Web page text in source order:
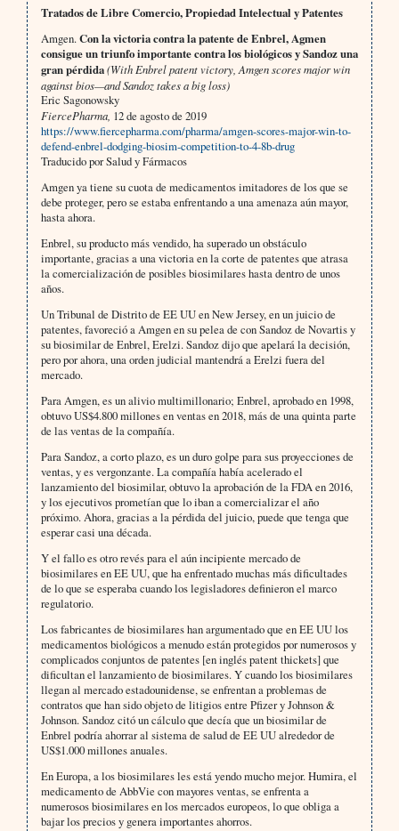
Tratados de Libre Comercio, Propiedad Intelectual y Patentes
Amgen.Con la victoria contra la patente de Enbrel, Agmen
consigue un triunfo importante contra los biológicos y Sandoz una
gran pérdida(With Enbrel patent victory, Amgen scores major win
against bios—and Sandoz takes a big loss)
Eric Sagonowsky
FiercePharma, 12 de agosto de 2019
https://www.fiercepharma.com/pharma/amgen-scores-major-win-to-
defend-enbrel-dodging-biosim-competition-to-4-8b-drug
Traducido por Salud y Fármacos
Amgen ya tiene su cuota de medicamentos imitadores de los que se
debe proteger, pero se estaba enfrentando a una amenaza aún mayor,
hasta ahora.
Enbrel, su producto más vendido, ha superado un obstáculo
importante, gracias a una victoria en la corte de patentes que atrasa
la comercialización de posibles biosimilares hasta dentro de unos
años.
Un Tribunal de Distrito de EE UU en New Jersey, en un juicio de
patentes, favoreció a Amgen en su pelea de con Sandoz de Novartis y
su biosimilar de Enbrel, Erelzi. Sandoz dijo que apelará la decisión,
pero por ahora, una orden judicial mantendrá a Erelzi fuera del
mercado.
Para Amgen, es un alivio multimillonario; Enbrel, aprobado en 1998,
obtuvo US$4.800 millones en ventas en 2018, más de una quinta parte
de las ventas de la compañía.
Para Sandoz, a corto plazo, es un duro golpe para sus proyecciones de
ventas, y es vergonzante. La compañía había acelerado el
lanzamiento del biosimilar, obtuvo la aprobación de la FDA en 2016,
y los ejecutivos prometían que lo iban a comercializar el año
próximo. Ahora, gracias a la pérdida del juicio, puede que tenga que
esperar casi una década.
Y el fallo es otro revés para el aún incipiente mercado de
biosimilares en EE UU, que ha enfrentado muchas más dificultades
de lo que se esperaba cuando los legisladores definieron el marco
regulatorio.
Los fabricantes de biosimilares han argumentado que en EE UU los
medicamentos biológicos a menudo están protegidos por numerosos y
complicados conjuntos de patentes [en inglés patent thickets] que
dificultan el lanzamiento de biosimilares. Y cuando los biosimilares
llegan al mercado estadounidense, se enfrentan a problemas de
contratos que han sido objeto de litigios entre Pfizer y Johnson &
Johnson. Sandoz citó un cálculo que decía que un biosimilar de
Enbrel podría ahorrar al sistema de salud de EE UU alrededor de
US$1.000 millones anuales.
En Europa, a los biosimilares les está yendo mucho mejor. Humira, el
medicamento de AbbVie con mayores ventas, se enfrenta a
numerosos biosimilares en los mercados europeos, lo que obliga a
bajar los precios y genera importantes ahorros.